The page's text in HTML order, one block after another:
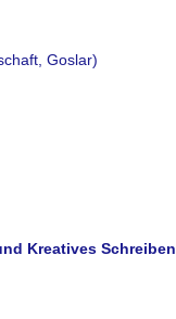
Goslar)
Kreatives Schreiben